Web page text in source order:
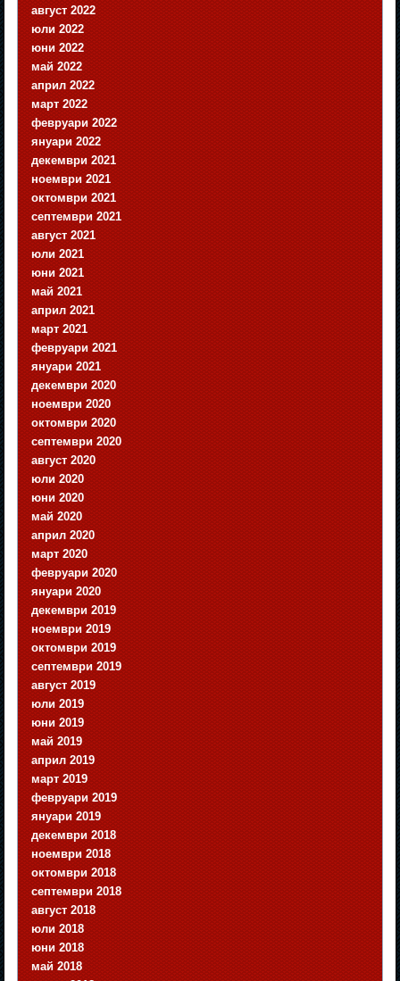
август 2022
юли 2022
юни 2022
май 2022
април 2022
март 2022
февруари 2022
януари 2022
декември 2021
ноември 2021
октомври 2021
септември 2021
август 2021
юли 2021
юни 2021
май 2021
април 2021
март 2021
февруари 2021
януари 2021
декември 2020
ноември 2020
октомври 2020
септември 2020
август 2020
юли 2020
юни 2020
май 2020
април 2020
март 2020
февруари 2020
януари 2020
декември 2019
ноември 2019
октомври 2019
септември 2019
август 2019
юли 2019
юни 2019
май 2019
април 2019
март 2019
февруари 2019
януари 2019
декември 2018
ноември 2018
октомври 2018
септември 2018
август 2018
юли 2018
юни 2018
май 2018